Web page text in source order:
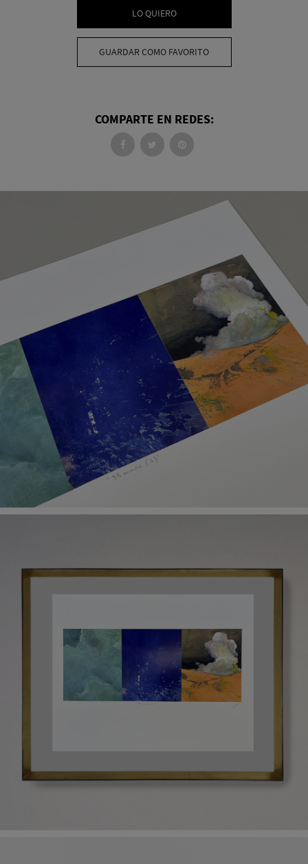
LO QUIERO
GUARDAR COMO FAVORITO
COMPARTE EN REDES: